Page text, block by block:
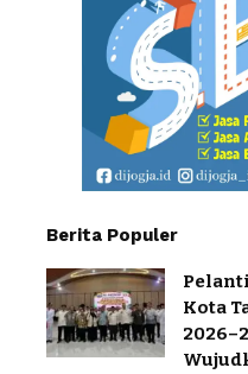
Berita Populer
Kota